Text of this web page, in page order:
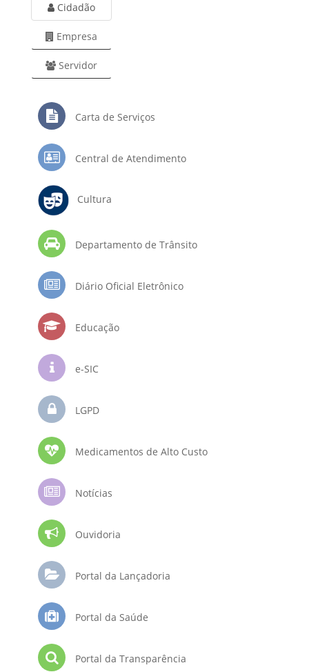
Cidadão
Empresa
Servidor
Carta de Serviços
Central de Atendimento
Cultura
Departamento de Trânsito
Diário Oficial Eletrônico
Educação
e-SIC
LGPD
Medicamentos de Alto Custo
Notícias
Ouvidoria
Portal da Lançadoria
Portal da Saúde
Portal da Transparência